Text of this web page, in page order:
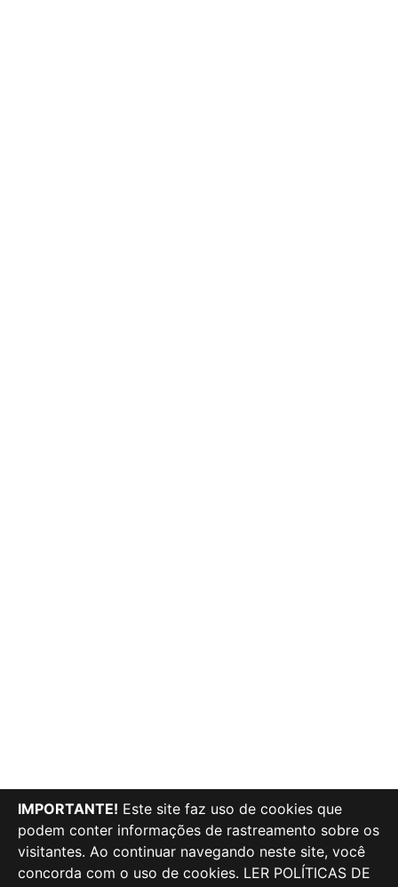
IMPORTANTE! Este site faz uso de cookies que
podem conter informações de rastreamento sobre os
visitantes. Ao continuar navegando neste site, você
concorda com o uso de cookies. LER POLÍTICAS DE